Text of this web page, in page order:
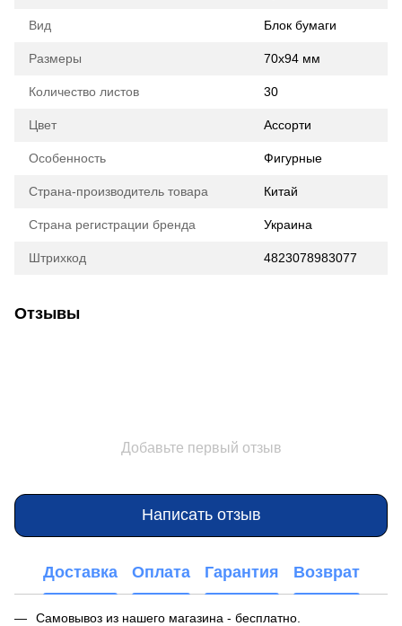
Вид Блок бумаги
Размеры 70x94 мм
Количество листов 30
Цвет Ассорти
Особенность Фигурные
Страна-производитель товара Китай
Страна регистрации бренда Украина
Штрихкод 4823078983077
Отзывы
Добавьте первый отзыв
Написать отзыв
Доставка Оплата Гарантия Возврат
Самовывоз из нашего магазина - бесплатно.